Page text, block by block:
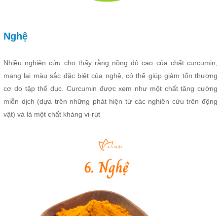
Nghệ
Nhiều nghiên cứu cho thấy rằng nồng độ cao của chất curcumin,
mang lại màu sắc đặc biệt của nghệ, có thể giúp giảm tổn thương
cơ do tập thể dục. Curcumin được xem như một chất tăng cường
miễn dịch (dựa trên những phát hiện từ các nghiên cứu trên động
vật) và là một chất kháng vi-rút